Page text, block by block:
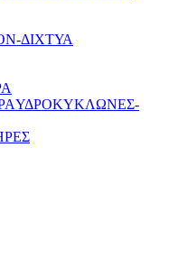
ΔΙΧΤΥΑ
ΥΔΡΟΚΥΚΛΩΝΕΣ-